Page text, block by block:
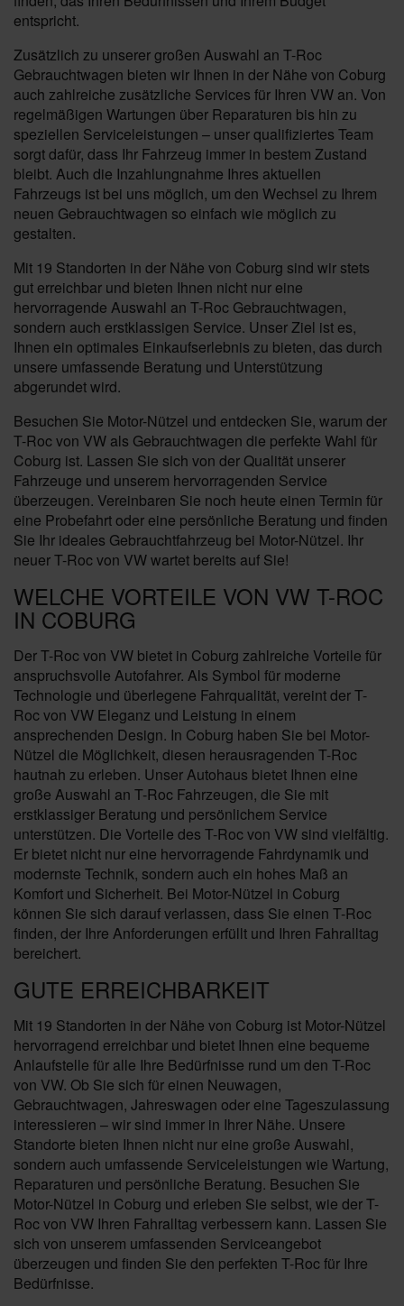
entspricht.
Zusätzlich zu unserer großen Auswahl an T-Roc
Gebrauchtwagen bieten wir Ihnen in der Nähe von Coburg
auch zahlreiche zusätzliche Services für Ihren VW an. Von
regelmäßigen Wartungen über Reparaturen bis hin zu
speziellen Serviceleistungen – unser qualifiziertes Team
sorgt dafür, dass Ihr Fahrzeug immer in bestem Zustand
bleibt. Auch die Inzahlungnahme Ihres aktuellen
Fahrzeugs ist bei uns möglich, um den Wechsel zu Ihrem
neuen Gebrauchtwagen so einfach wie möglich zu
gestalten.
Mit 19 Standorten in der Nähe von Coburg sind wir stets
gut erreichbar und bieten Ihnen nicht nur eine
hervorragende Auswahl an T-Roc Gebrauchtwagen,
sondern auch erstklassigen Service. Unser Ziel ist es,
Ihnen ein optimales Einkaufserlebnis zu bieten, das durch
unsere umfassende Beratung und Unterstützung
abgerundet wird.
Besuchen Sie Motor-Nützel und entdecken Sie, warum der
T-Roc von VW als Gebrauchtwagen die perfekte Wahl für
Coburg ist. Lassen Sie sich von der Qualität unserer
Fahrzeuge und unserem hervorragenden Service
überzeugen. Vereinbaren Sie noch heute einen Termin für
eine Probefahrt oder eine persönliche Beratung und finden
Sie Ihr ideales Gebrauchtfahrzeug bei Motor-Nützel. Ihr
neuer T-Roc von VW wartet bereits auf Sie!
WELCHE VORTEILE VON VW T-ROC
IN COBURG
Der T-Roc von VW bietet in Coburg zahlreiche Vorteile für
anspruchsvolle Autofahrer. Als Symbol für moderne
Technologie und überlegene Fahrqualität, vereint der T-
Roc von VW Eleganz und Leistung in einem
ansprechenden Design. In Coburg haben Sie bei Motor-
Nützel die Möglichkeit, diesen herausragenden T-Roc
hautnah zu erleben. Unser Autohaus bietet Ihnen eine
große Auswahl an T-Roc Fahrzeugen, die Sie mit
erstklassiger Beratung und persönlichem Service
unterstützen. Die Vorteile des T-Roc von VW sind vielfältig.
Er bietet nicht nur eine hervorragende Fahrdynamik und
modernste Technik, sondern auch ein hohes Maß an
Komfort und Sicherheit. Bei Motor-Nützel in Coburg
können Sie sich darauf verlassen, dass Sie einen T-Roc
finden, der Ihre Anforderungen erfüllt und Ihren Fahralltag
bereichert.
GUTE ERREICHBARKEIT
Mit 19 Standorten in der Nähe von Coburg ist Motor-Nützel
hervorragend erreichbar und bietet Ihnen eine bequeme
Anlaufstelle für alle Ihre Bedürfnisse rund um den T-Roc
von VW. Ob Sie sich für einen Neuwagen,
Gebrauchtwagen, Jahreswagen oder eine Tageszulassung
interessieren – wir sind immer in Ihrer Nähe. Unsere
Standorte bieten Ihnen nicht nur eine große Auswahl,
sondern auch umfassende Serviceleistungen wie Wartung,
Reparaturen und persönliche Beratung. Besuchen Sie
Motor-Nützel in Coburg und erleben Sie selbst, wie der T-
Roc von VW Ihren Fahralltag verbessern kann. Lassen Sie
sich von unserem umfassenden Serviceangebot
überzeugen und finden Sie den perfekten T-Roc für Ihre
Bedürfnisse.